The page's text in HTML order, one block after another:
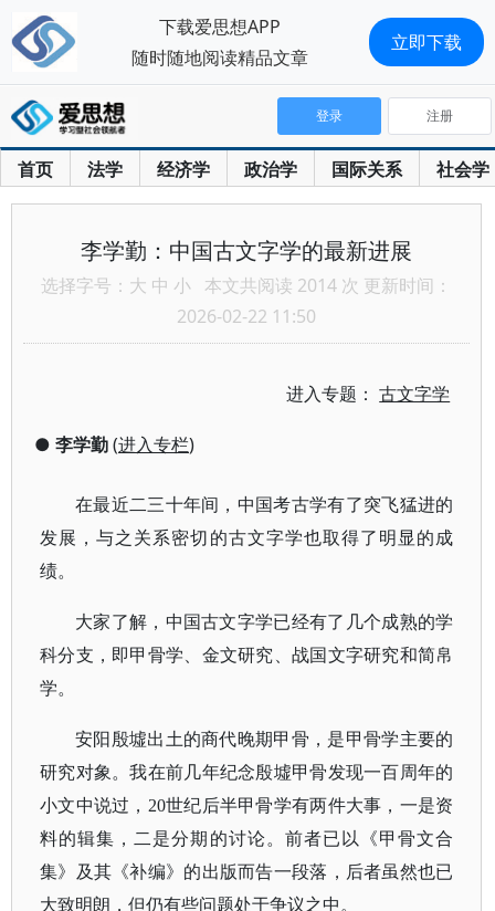
首页 法学 经济学 政治学 国际关系 社会学
登录 注册
李学勤：中国古文字学的最新进展
选择字号： 大 中 小 本文共阅读 2014 次 更新时间：
2026-02-22 11:50
进入专题：古文字学
● 李学勤(进入专栏)
在最近二三十年间，中国考古学有了突飞猛进的
发展，与之关系密切的古文字学也取得了明显的成
绩。
大家了解，中国古文字学已经有了几个成熟的学
科分支，即甲骨学、金文研究、战国文字研究和简帛
学。
安阳殷墟出土的商代晚期甲骨，是甲骨学主要的
研究对象。我在前几年纪念殷墟甲骨发现一百周年的
小文中说过， 20世纪后半甲骨学有两件大事，一是资
料的辑集，二是分期的讨论。前者已以《甲骨文合
集》及其《补编》的出版而告一段落，后者虽然也已
大致明朗，但仍有些问题处于争议之中。
下载爱思想APP
随时随地阅读精品文章
立即下载